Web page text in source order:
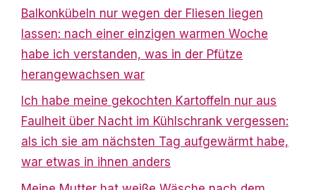
Balkonkübeln nur wegen der Fliesen liegen
lassen: nach einer einzigen warmen Woche
habe ich verstanden, was in der Pfütze
herangewachsen war
Ich habe meine gekochten Kartoffeln nur aus
Faulheit über Nacht im Kühlschrank vergessen:
als ich sie am nächsten Tag aufgewärmt habe,
war etwas in ihnen anders